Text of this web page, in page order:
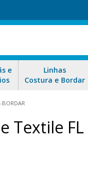
e
Linhas
Costura e Bordar
BORDAR
Textile FL